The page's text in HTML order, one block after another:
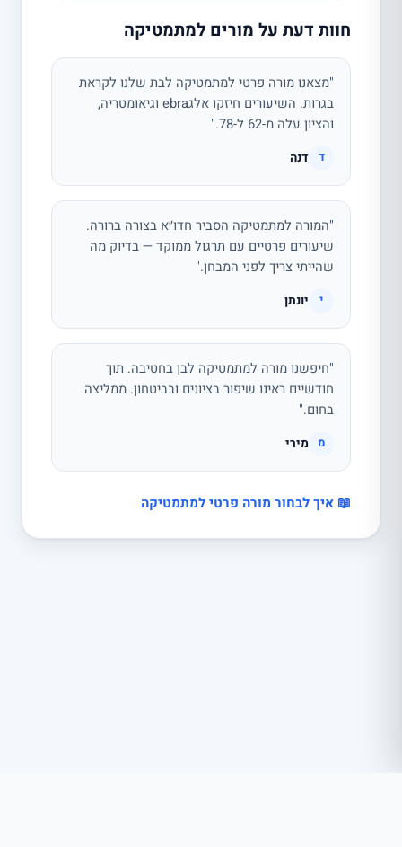
חוות דעת על מורים למתמטיקה
"מצאנו מורה פרטי למתמטיקה לבת שלנו לקראת
בגרות. השיעורים חיזקו אלגebra וגיאומטריה,
והציון עלה מ-62 ל-78."
ד דנה
"המורה למתמטיקה הסביר חדו״א בצורה ברורה.
שיעורים פרטיים עם תרגול ממוקד — בדיוק מה
שהייתי צריך לפני המבחן."
י יונתן
"חיפשנו מורה למתמטיקה לבן בחטיבה. תוך
חודשיים ראינו שיפור בציונים ובביטחון. ממליצה
בחום."
מ מירי
📖 איך לבחור מורה פרטי למתמטיקה